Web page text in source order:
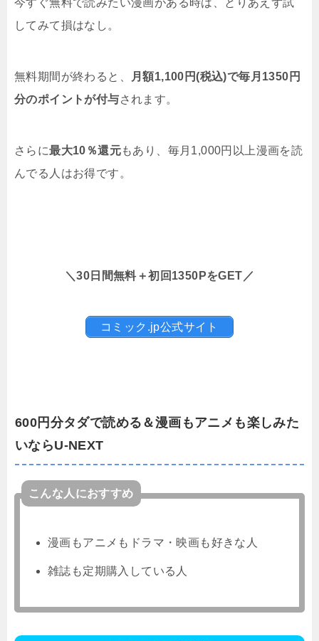
してみて損はなし。
無料期間が終わると、
月額1,100円(税込)で毎月1350円
分のポイントが付与されます。
さらに最大10％還元もあり、毎月1,000円以上漫画を読
んでる人はお得です。
＼30日間無料＋初回1350PをGET／
コミック.jp公式サイト
600円分タダで読める＆漫画もアニメも楽しみた
いならU-NEXT
こんな人におすすめ
漫画もアニメもドラマ・映画も好きな人
雑誌も定期購入している人